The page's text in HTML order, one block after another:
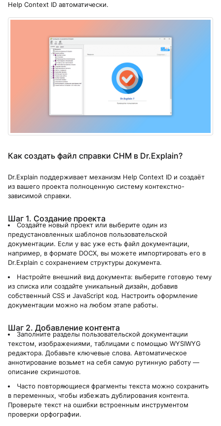
Help Context ID автоматически.
Как создать файл справки CHM в Dr.Explain?
Dr.Explain поддерживает механизм Help Context ID и создаёт
из вашего проекта полноценную систему контекстно-
зависимой справки.
Шаг 1. Создание проекта
Создайте новый проект или выберите один из
предустановленных шаблонов пользовательской
документации. Если у вас уже есть файл документации,
например, в формате DOCX, вы можете импортировать его в
Dr.Explain с сохранением структуры документа.
Настройте внешний вид документа: выберите готовую тему
из списка или создайте уникальный дизайн, добавив
собственный CSS и JavaScript код. Настроить оформление
документации можно на любом этапе работы.
Шаг 2. Добавление контента
Заполните разделы пользовательской документации
текстом, изображениями, таблицами с помощью WYSIWYG
редактора. Добавьте ключевые слова. Автоматическое
аннотирование возьмет на себя самую рутинную работу —
описание скриншотов.
Часто повторяющиеся фрагменты текста можно сохранить
в переменных, чтобы избежать дублирования контента.
Проверьте текст на ошибки встроенным инструментом
проверки орфографии.